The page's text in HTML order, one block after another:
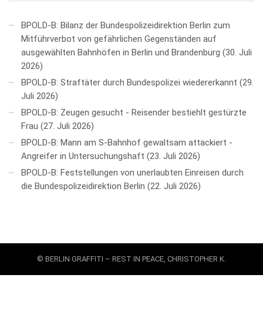
BPOLD-B: Bilanz der Bundespolizeidirektion Berlin zum
Mitführverbot von gefährlichen Gegenständen auf
ausgewählten Bahnhöfen in Berlin und Brandenburg 30. Juli
2026
BPOLD-B: Straftäter durch Bundespolizei wiedererkannt 29.
Juli 2026
BPOLD-B: Zeugen gesucht - Reisender bestiehlt gestürzte
Frau 27. Juli 2026
BPOLD-B: Mann am S-Bahnhof gewaltsam attackiert -
Angreifer in Untersuchungshaft 23. Juli 2026
BPOLD-B: Feststellungen von unerlaubten Einreisen durch
die Bundespolizeidirektion Berlin 22. Juli 2026
© BERLIN GRAFFITI – REST IN PEACE, CHRISTOPHER K.